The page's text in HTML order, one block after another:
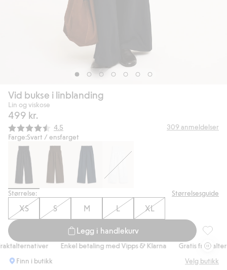
Vid bukse i linblanding
Lin og viskose
499 kr.
Gjennomsnittskarakter:
4.5 309 anmeldelser
Farge:Svart / ensfarget
Størrelse: Størrelsesguide
XS S M L XL
Legg i handlekurv
Vid
Enkel betaling med Vipps & Klarna
Gratis
Finn i butikk
Velg butikk